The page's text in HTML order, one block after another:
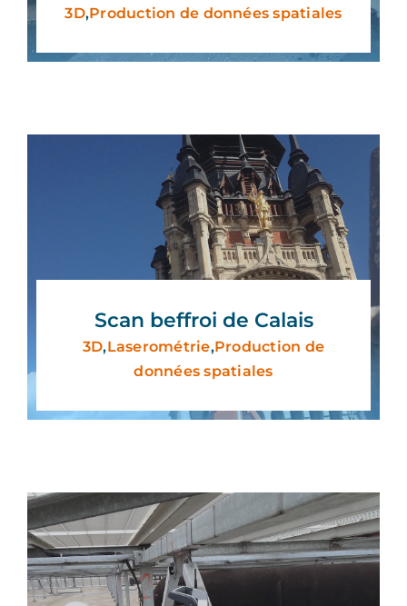
3D,Production de données spatiales
Scan beffroi de Calais
3D,Laserométrie,Production de
données spatiales